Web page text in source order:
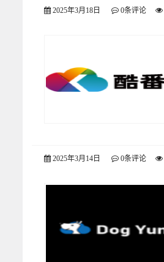
2025年3月18日 0条评论
2025年3月14日 0条评论